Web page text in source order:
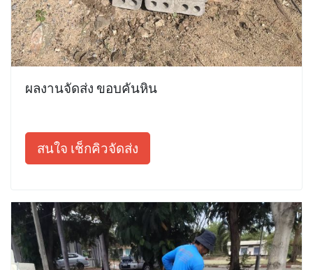
ผลงานจัดส่ง ขอบคันหิน
สนใจ เช็กคิวจัดส่ง